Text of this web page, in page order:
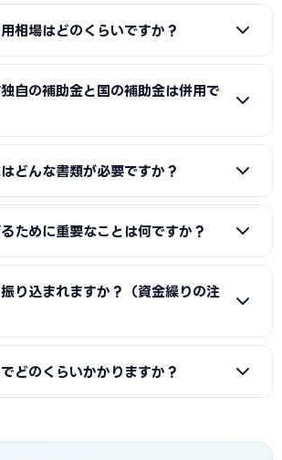
一貫してサポートを受けられます。本業に
可能性を高められる点が最大のメリット
り補助金」「IT導入補助金」「小規模事
、南アルプス市独自の補助金・助成金が
くは本記事の「南アルプス市独自の補助金
補助金」の各セクションをご覧ください。
相場はどのくらいですか？
金（無料〜数万円）＋成功報酬（採択額
」の体系が多く、完全成功報酬型の事務所
酬条件を必ず確認しましょう。当サイト
対応した実績豊富な専門家を無料でご紹
自の補助金と国の補助金は併用で
複申請はできませんが、対象経費を「設備
ることで、異なる経費項目について両方
があります。経費按分の計画は事前に専門
どんな書類が必要ですか？
計画書、見積書、決算書（直近2期分）、
業継続力強化計画の認定等）も求められ
これらの書類整備と不備チェックを代行
遅延を防ぎます。
ために重要なことは何ですか？
点項目を漏れなく満たすこと、②課題・解
的（数値）で示すこと、③事業の革新性と
や自社の強みを盛り込んだ計画書ほど高
請代行はこの作り込みを専門的に支援し
り込まれますか？（資金繰りの注
後払い（精算払い）」です。採択後にいっ
どのくらいかかりますか？
績報告を経て入金されるため、申請から